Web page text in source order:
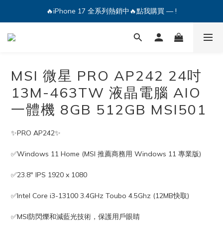
🔥iPhone 17 全系列熱銷中🔥點我購買 — !
💕加入Q哥 Line 新好友領優惠券！🎫
🔥iPhone 17 全系列熱銷中🔥點我購買 — !
MSI 微星 PRO AP242 24吋
13M-463TW 液晶電腦 AIO
一體機 8GB 512GB MSI501
✨PRO AP242✨
✅Windows 11 Home (MSI 推薦商務⽤ Windows 11 專業版)
✅23.8" IPS 1920 x 1080
✅Intel Core i3-13100 3.4GHz Toubo 4.5Ghz (12MB快取)
✅MSI防閃爍和減藍光技術，保護用戶眼睛